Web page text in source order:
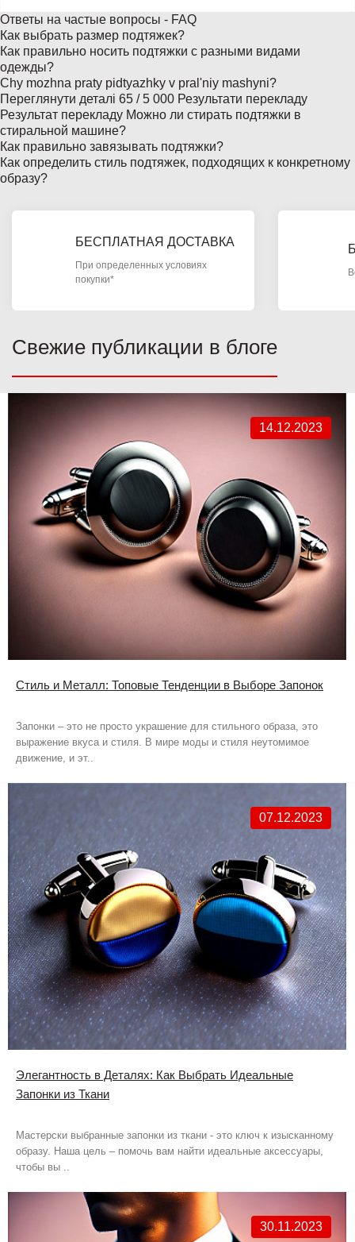
Ответы на частые вопросы - FAQ
Как выбрать размер подтяжек?
Как правильно носить подтяжки с разными видами
одежды?
Chy mozhna praty pidtyazhky v pralʹniy mashyni? ​
Переглянути деталі 65 / 5 000 Результати перекладу
Результат перекладу Можно ли стирать подтяжки в
стиральной машине?
Как правильно завязывать подтяжки?
Как определить стиль подтяжек, подходящих к конкретному
образу?
БЕСПЛАТНАЯ ДОСТАВКА
При определенных условиях
покупки*
Свежие публикации в блоге
14.12.2023
Стиль и Металл: Топовые Тенденции в Выборе Запонок
Запонки – это не просто украшение для стильного образа, это
выражение вкуса и стиля. В мире моды и стиля неутомимое
движение, и эт..
07.12.2023
Элегантность в Деталях: Как Выбрать Идеальные
Запонки из Ткани
Мастерски выбранные запонки из ткани - это ключ к изысканному
образу. Наша цель – помочь вам найти идеальные аксессуары,
чтобы вы ..
30.11.2023